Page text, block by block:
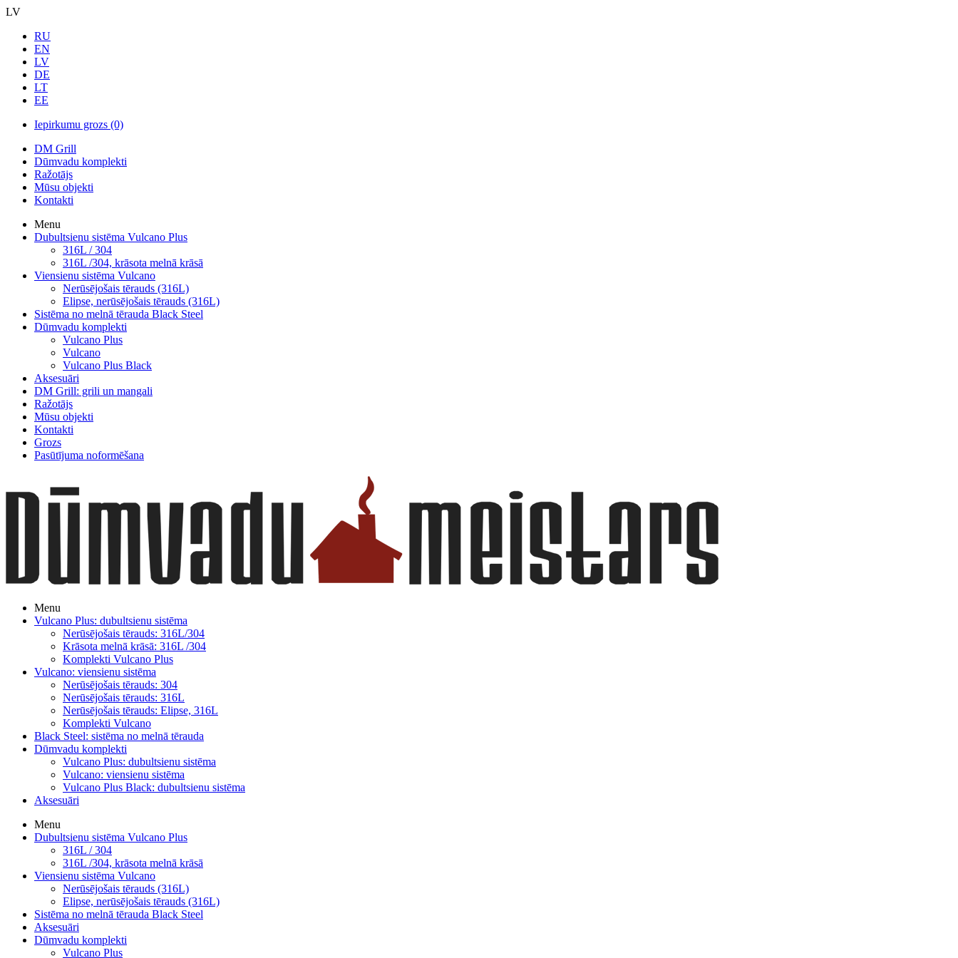
LV
RU
EN
LV
DE
LT
EE
Iepirkumu grozs (0)
DM Grill
Dūmvadu komplekti
Ražotājs
Mūsu objekti
Kontakti
Menu
Dubultsienu sistēma Vulcano Plus
316L / 304
316L /304, krāsota melnā krāsā
Viensienu sistēma Vulcano
Nerūsējošais tērauds (316L)
Elipse, nerūsējošais tērauds (316L)
Sistēma no melnā tērauda Black Steel
Dūmvadu komplekti
Vulcano Plus
Vulcano
Vulcano Plus Black
Aksesuāri
DM Grill: grili un mangali
Ražotājs
Mūsu objekti
Kontakti
Grozs
Pasūtījuma noformēšana
Menu
Vulcano Plus: dubultsienu sistēma
Nerūsējošais tērauds: 316L/304
Krāsota melnā krāsā: 316L /304
Komplekti Vulcano Plus
Vulcano: viensienu sistēma
Nerūsējošais tērauds: 304
Nerūsējošais tērauds: 316L
Nerūsējošais tērauds: Elipse, 316L
Komplekti Vulcano
Black Steel: sistēma no melnā tērauda
Dūmvadu komplekti
Vulcano Plus: dubultsienu sistēma
Vulcano: viensienu sistēma
Vulcano Plus Black: dubultsienu sistēma
Aksesuāri
Menu
Dubultsienu sistēma Vulcano Plus
316L / 304
316L /304, krāsota melnā krāsā
Viensienu sistēma Vulcano
Nerūsējošais tērauds (316L)
Elipse, nerūsējošais tērauds (316L)
Sistēma no melnā tērauda Black Steel
Aksesuāri
Dūmvadu komplekti
Vulcano Plus